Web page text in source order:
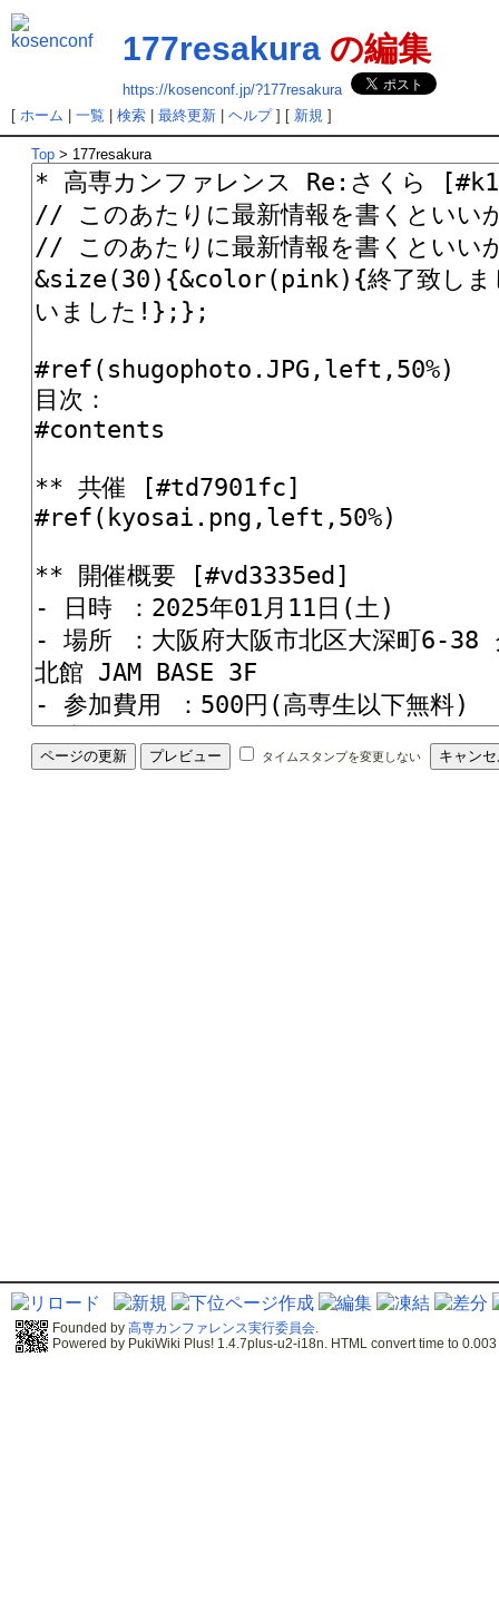
177resakuraの編集
https://kosenconf.jp/?177resakura
[ ホーム 一覧 検索| 最終更新| ヘルプ] [ 新規]
Top > 177resakura
タイムスタンプを変更しない
Founded by 高専カンファレンス実行委員会.
Powered by PukiWiki Plus! 1.4.7plus-u2-i18n. HTML convert time to 0.003